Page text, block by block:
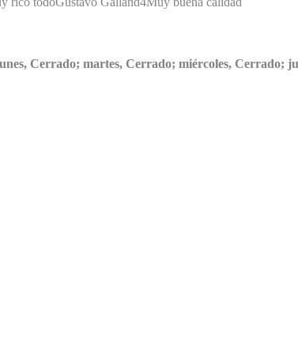
Cerrado; martes, Cerrado; miércoles, Cerrado;